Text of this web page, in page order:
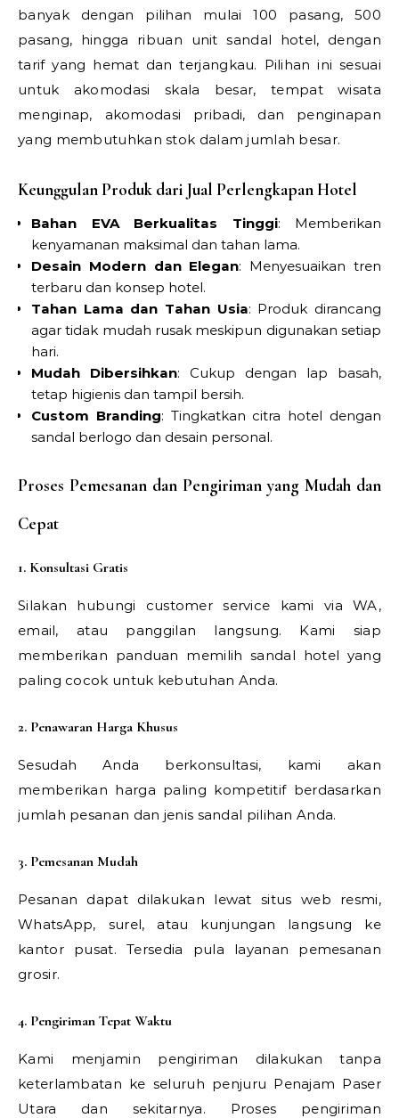
banyak dengan pilihan mulai 100 pasang, 500
pasang, hingga ribuan unit sandal hotel, dengan
tarif yang hemat dan terjangkau. Pilihan ini sesuai
untuk akomodasi skala besar, tempat wisata
menginap, akomodasi pribadi, dan penginapan
yang membutuhkan stok dalam jumlah besar.
Keunggulan Produk dari Jual Perlengkapan Hotel
Bahan EVA Berkualitas Tinggi: Memberikan
kenyamanan maksimal dan tahan lama.
Desain Modern dan Elegan: Menyesuaikan tren
terbaru dan konsep hotel.
Tahan Lama dan Tahan Usia: Produk dirancang
agar tidak mudah rusak meskipun digunakan setiap
hari.
Mudah Dibersihkan: Cukup dengan lap basah,
tetap higienis dan tampil bersih.
Custom Branding: Tingkatkan citra hotel dengan
sandal berlogo dan desain personal.
Proses Pemesanan dan Pengiriman yang Mudah dan
Cepat
1. Konsultasi Gratis
Silakan hubungi customer service kami via WA,
email, atau panggilan langsung. Kami siap
memberikan panduan memilih sandal hotel yang
paling cocok untuk kebutuhan Anda.
2. Penawaran Harga Khusus
Sesudah Anda berkonsultasi, kami akan
memberikan harga paling kompetitif berdasarkan
jumlah pesanan dan jenis sandal pilihan Anda.
3. Pemesanan Mudah
Pesanan dapat dilakukan lewat situs web resmi,
WhatsApp, surel, atau kunjungan langsung ke
kantor pusat. Tersedia pula layanan pemesanan
grosir.
4. Pengiriman Tepat Waktu
Kami menjamin pengiriman dilakukan tanpa
keterlambatan ke seluruh penjuru Penajam Paser
Utara dan sekitarnya. Proses pengiriman